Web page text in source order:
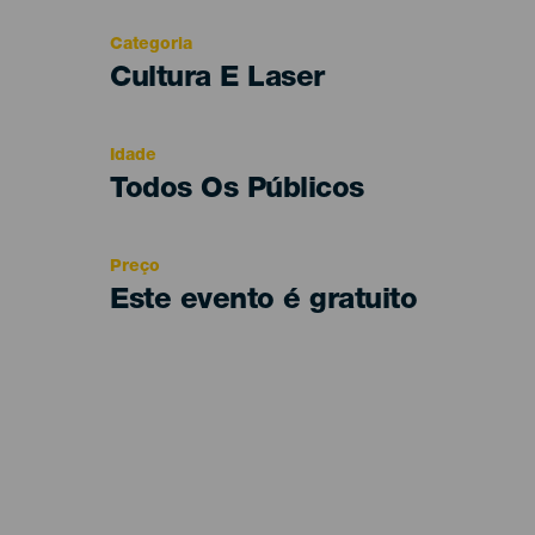
Categoria
Categoría
Cultura E Laser
Idade
Edad
Todos Os Públicos
Preço
Este evento é gratuito